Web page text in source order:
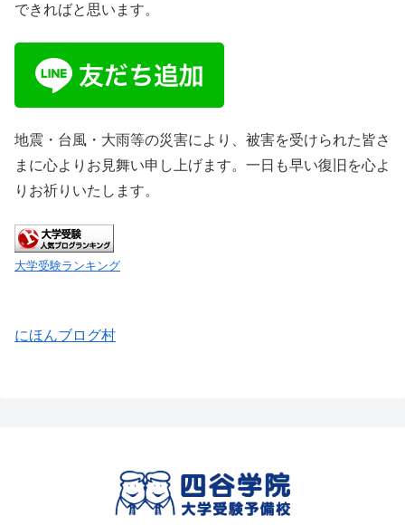
できればと思います。
地震・台風・大雨等の災害により、被害を受けられた皆さ
まに心よりお見舞い申し上げます。一日も早い復旧を心よ
りお祈りいたします。
大学受験ランキング
にほんブログ村